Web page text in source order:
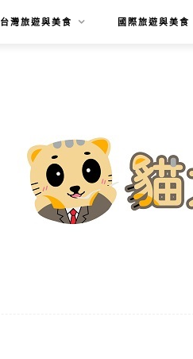
台灣旅遊與美食 國際旅遊與美食